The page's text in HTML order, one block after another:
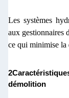
Les systèmes
aux gestionnaires
ce qui minimise la
démolition